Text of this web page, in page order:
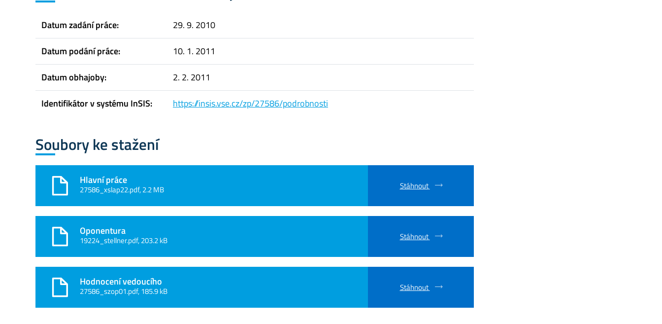
Datum zadání práce:
29. 9. 2010
Datum podání práce:
10. 1. 2011
Datum obhajoby:
2. 2. 2011
Identifikátor v systému InSIS:
https://insis.vse.cz/zp/27586/podrobnosti
Soubory ke stažení
Hlavní práce
27586_xslap22.pdf, 2.2 MB Stáhnout
Oponentura
19224_stellner.pdf, 203.2 kB Stáhnout
Hodnocení vedoucího
27586_szop01.pdf, 185.9 kB Stáhnout